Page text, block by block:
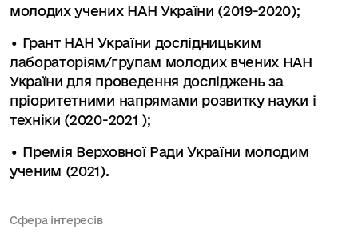
молодих учених НАН України (2019-2020);
• Грант НАН України дослідницьким
лабораторіям/групам молодих вчених НАН
України для проведення досліджень за
пріоритетними напрямами розвитку науки і
техніки (2020-2021 );
• Премія Верховної Ради України молодим
ученим (2021).
Сфера інтересів